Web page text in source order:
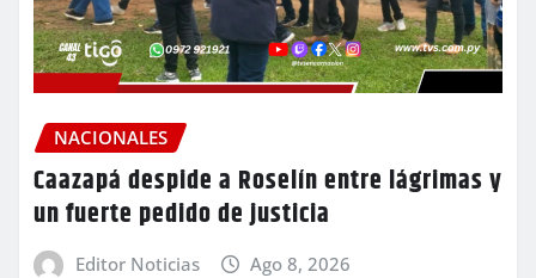
NACIONALES
Caazapá despide a Roselín entre lágrimas y
un fuerte pedido de justicia
Editor Noticias Ago 8, 2026